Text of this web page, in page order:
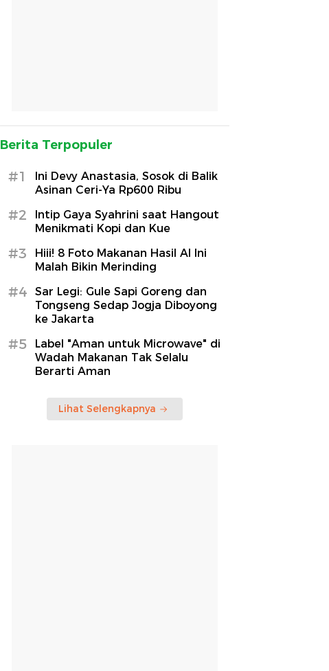
Berita Terpopuler
#1
Ini Devy Anastasia, Sosok di Balik
Asinan Ceri-Ya Rp600 Ribu
#2
Intip Gaya Syahrini saat Hangout
Menikmati Kopi dan Kue
#3
Hiii! 8 Foto Makanan Hasil AI Ini
Malah Bikin Merinding
#4
Sar Legi: Gule Sapi Goreng dan
Tongseng Sedap Jogja Diboyong
ke Jakarta
#5
Label "Aman untuk Microwave" di
Wadah Makanan Tak Selalu
Berarti Aman
Lihat Selengkapnya